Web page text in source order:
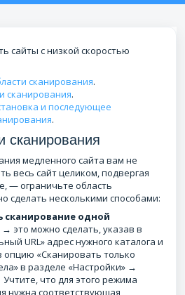
сайты с низкой скоростью
сканирования.
сканирования.
и последующее
.
сканирования
медленного сайта вам не
весь сайт целиком, подвергая
— ограничьте область
сделать несколькими способами:
сканирование одной
→ это можно сделать, указав в
URL» адрес нужного каталога и
опцию «Сканировать только
в разделе «Настройки» →
что для этого режима
нужна соответствующая